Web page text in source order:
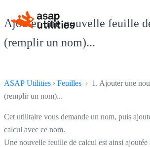
Ajouter une nouvelle feuille
(remplir un nom)...
ASAP Utilities › Feuilles › 1. Ajouter une
(remplir un nom)...
Cet utilitaire vous demande un nom, puis
calcul avec ce nom.
Une nouvelle feuille de calcul est ainsi